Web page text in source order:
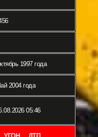
1997 года
2004 года
05:46